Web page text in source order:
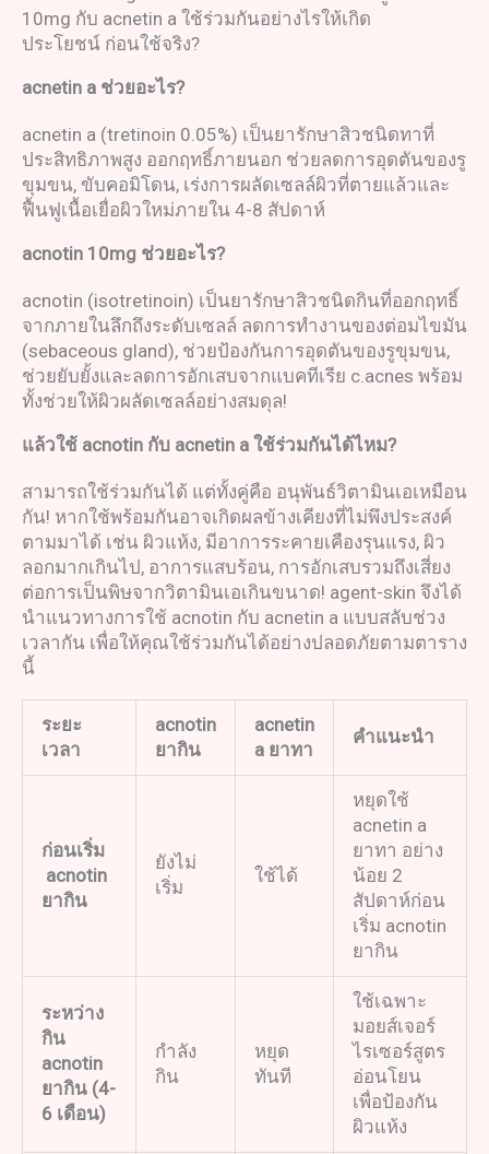
10mg กับ acnetin a ใช้ร่วมกันอย่างไรให้เกิด
ประโยชน์ ก่อนใช้จริง?
acnetin a ช่วยอะไร?
acnetin a (tretinoin 0.05%) เป็นยารักษาสิวชนิดทาที่
ประสิทธิภาพสูง ออกฤทธิ์ภายนอก ช่วยลดการอุดตันของรู
ขุมขน, ขับคอมิโดน, เร่งการผลัดเซลล์ผิวที่ตายแล้วและ
ฟื้นฟูเนื้อเยื่อผิวใหม่ภายใน 4-8 สัปดาห์
acnotin 10mg ช่วยอะไร?
acnotin (isotretinoin) เป็นยารักษาสิวชนิดกินที่ออกฤทธิ์
จากภายในลึกถึงระดับเซลล์ ลดการทำงานของต่อมไขมัน
(sebaceous gland), ช่วยป้องกันการอุดตันของรูขุมขน,
ช่วยยับยั้งและลดการอักเสบจากแบคทีเรีย c.acnes พร้อม
ทั้งช่วยให้ผิวผลัดเซลล์อย่างสมดุล!
แล้วใช้ acnotin กับ acnetin a ใช้ร่วมกันได้ไหม?
สามารถใช้ร่วมกันได้ แต่ทั้งคู่คือ อนุพันธ์วิตามินเอเหมือน
กัน! หากใช้พร้อมกันอาจเกิดผลข้างเคียงที่ไม่พึงประสงค์
ตามมาได้ เช่น ผิวแห้ง, มีอาการระคายเคืองรุนแรง, ผิว
ลอกมากเกินไป, อาการแสบร้อน, การอักเสบรวมถึงเสี่ยง
ต่อการเป็นพิษจากวิตามินเอเกินขนาด! agent-skin จึงได้
นำแนวทางการใช้ acnotin กับ acnetin a แบบสลับช่วง
เวลากัน เพื่อให้คุณใช้ร่วมกันได้อย่างปลอดภัยตามตาราง
นี้
ระยะ
เวลา
acnotin
ยากิน
acnetin
a ยาทา
คำแนะนำ
ก่อนเริ่ม
acnotin
ยากิน
ยังไม่
เริ่ม
ใช้ได้
หยุดใช้
acnetin a
ยาทา อย่าง
น้อย 2
สัปดาห์ก่อน
เริ่ม acnotin
ยากิน
ระหว่าง
กิน
acnotin
ยากิน (4-
6 เดือน)
กำลัง
กิน
หยุด
ทันที
ใช้เฉพาะ
มอยส์เจอร์
ไรเซอร์สูตร
อ่อนโยน
เพื่อป้องกัน
ผิวแห้ง